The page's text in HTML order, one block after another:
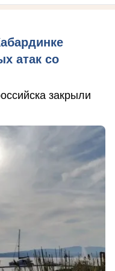
атак со
закрыли